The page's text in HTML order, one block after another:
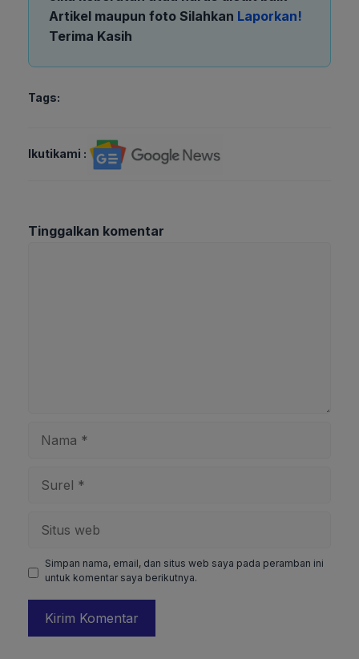
Artikel maupun foto Silahkan Laporkan!
Terima Kasih
Tags:
Ikutikami :
Tinggalkan komentar
web
Simpan nama, email, dan situs web saya pada peramban ini
untuk komentar saya berikutnya.